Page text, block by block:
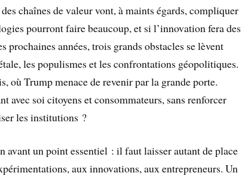
chaînes de valeur vont, à maints égards, compliquer
pourront faire beaucoup, et si l’innovation fera des
prochaines années, trois grands obstacles se lèvent
les populismes et les confrontations géopolitiques.
où Trump menace de revenir par la grande porte.
avec soi citoyens et consommateurs, sans renforcer
les institutions ?
avant un point essentiel : il faut laisser autant de place
aux innovations, aux entrepreneurs. Un